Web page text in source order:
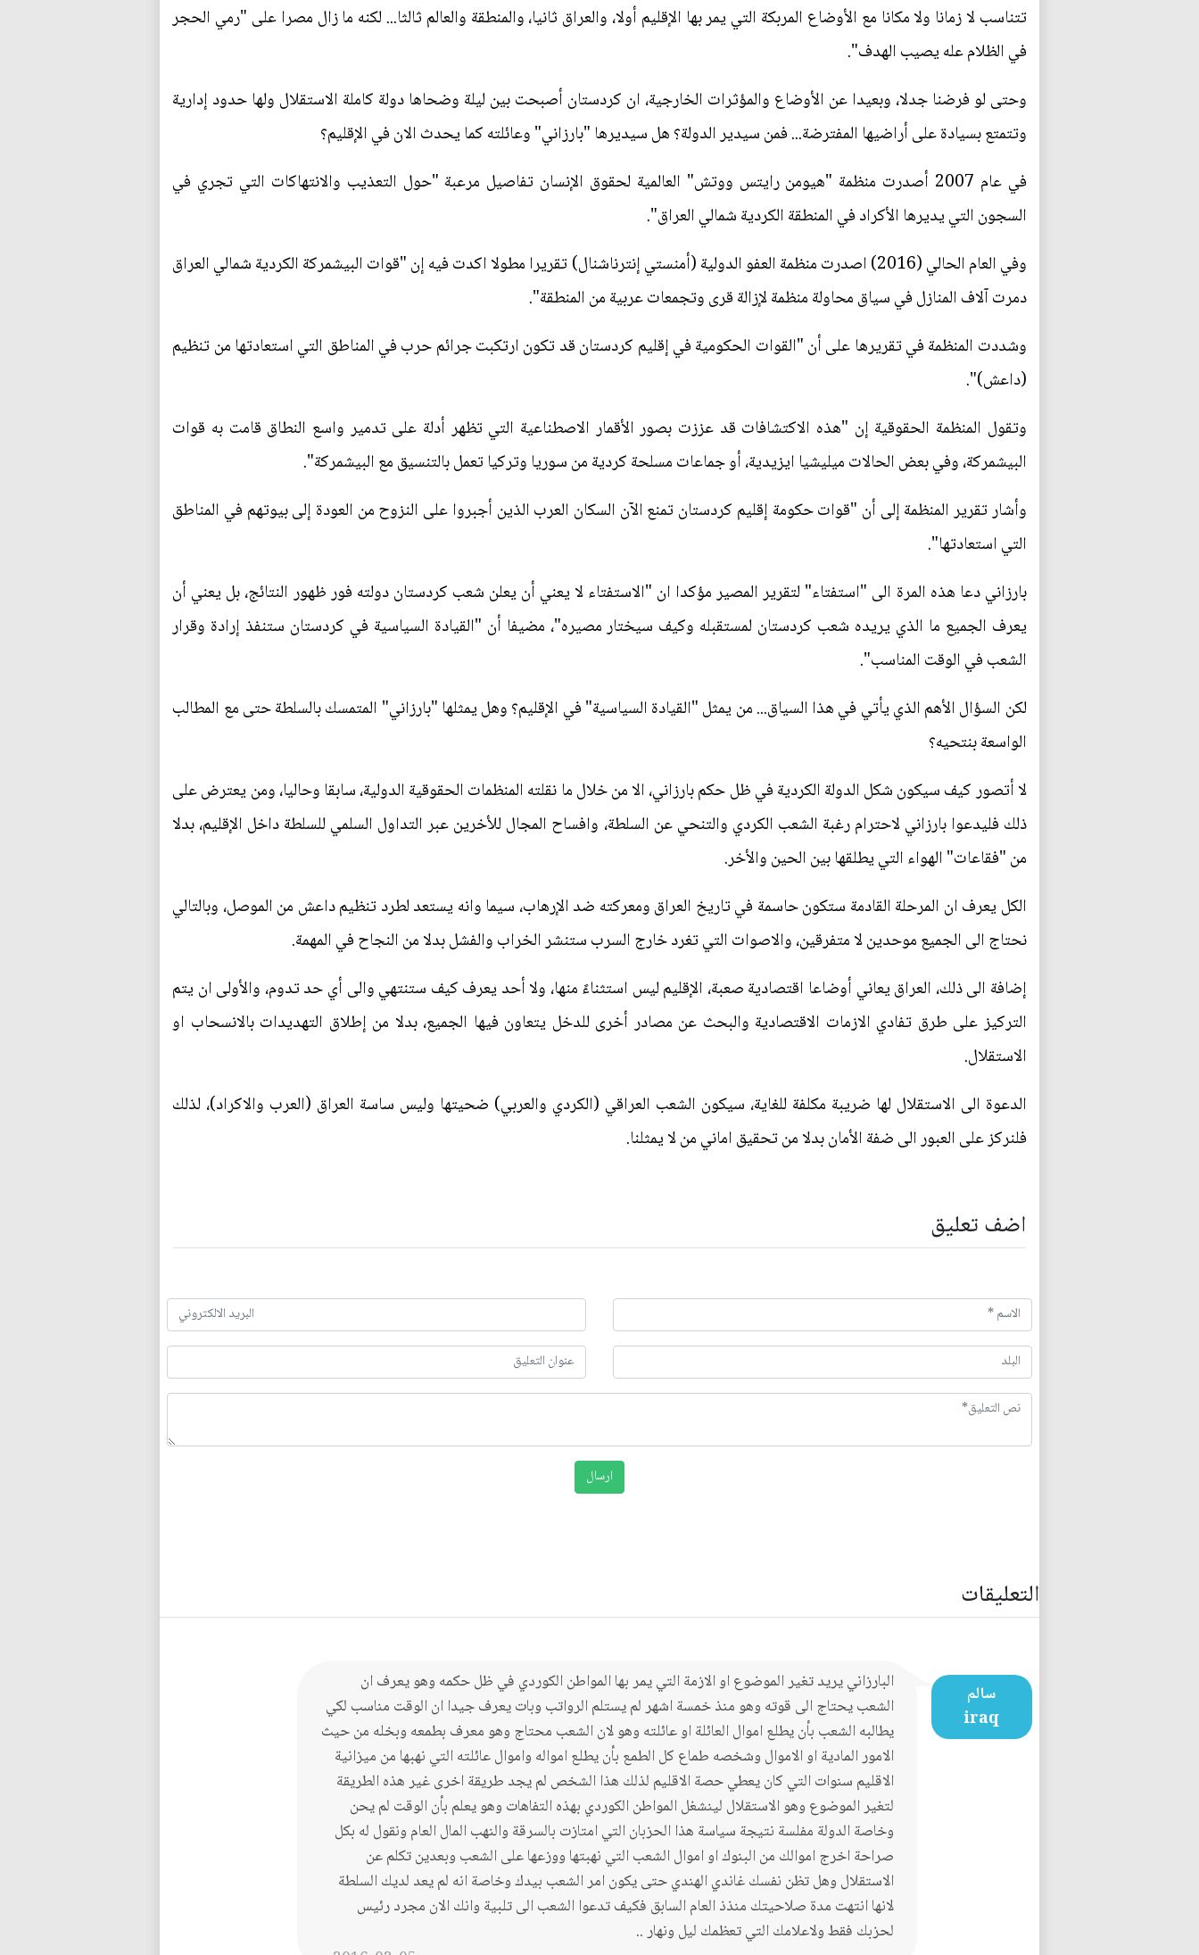
تتناسب لا زمانا ولا مكانا مع الأوضاع المربكة التي يمر بها الإقليم أولا، والعراق ثانيا، والمنطقة والعالم ثالثا... لكنه ما زال مصرا على "رمي الحجر
في الظلام عله يصيب الهدف".
وحتى لو فرضنا جدلا، وبعيدا عن الأوضاع والمؤثرات الخارجية، ان كردستان أصبحت بين ليلة وضحاها دولة كاملة الاستقلال ولها حدود إدارية
وتتمتع بسيادة على أراضيها المفترضة... فمن سيدير الدولة؟ هل سيديرها "بارزاني" وعائلته كما يحدث الان في الإقليم؟
في عام 2007 أصدرت منظمة "هيومن رايتس ووتش" العالمية لحقوق الإنسان تفاصيل مرعبة "حول التعذيب والانتهاكات التي تجري في
السجون التي يديرها الأكراد في المنطقة الكردية شمالي العراق".
وفي العام الحالي (2016) اصدرت منظمة العفو الدولية (أمنستي إنترناشنال) تقريرا مطولا اكدت فيه إن "قوات البيشمركة الكردية شمالي العراق
دمرت آلاف المنازل في سياق محاولة منظمة لإزالة قرى وتجمعات عربية من المنطقة".
وشددت المنظمة في تقريرها على أن "القوات الحكومية في إقليم كردستان قد تكون ارتكبت جرائم حرب في المناطق التي استعادتها من تنظيم
(داعش)".
وتقول المنظمة الحقوقية إن "هذه الاكتشافات قد عززت بصور الأقمار الاصطناعية التي تظهر أدلة على تدمير واسع النطاق قامت به قوات
البيشمركة، وفي بعض الحالات ميليشيا ايزيدية، أو جماعات مسلحة كردية من سوريا وتركيا تعمل بالتنسيق مع البيشمركة".
وأشار تقرير المنظمة إلى أن "قوات حكومة إقليم كردستان تمنع الآن السكان العرب الذين أجبروا على النزوح من العودة إلى بيوتهم في المناطق
التي استعادتها".
بارزاني دعا هذه المرة الى "استفتاء" لتقرير المصير مؤكدا ان "الاستفتاء لا يعني أن يعلن شعب كردستان دولته فور ظهور النتائج، بل يعني أن
يعرف الجميع ما الذي يريده شعب كردستان لمستقبله وكيف سيختار مصيره"، مضيفا أن "القيادة السياسية في كردستان ستنفذ إرادة وقرار
الشعب في الوقت المناسب".
لكن السؤال الأهم الذي يأتي في هذا السياق... من يمثل "القيادة السياسية" في الإقليم؟ وهل يمثلها "بارزاني" المتمسك بالسلطة حتى مع المطالب
الواسعة بنتحيه؟
لا أتصور كيف سيكون شكل الدولة الكردية في ظل حكم بارزاني، الا من خلال ما نقلته المنظمات الحقوقية الدولية، سابقا وحاليا، ومن يعترض على
ذلك فليدعوا بارزاني لاحترام رغبة الشعب الكردي والتنحي عن السلطة، وافساح المجال للأخرين عبر التداول السلمي للسلطة داخل الإقليم، بدلا
من "فقاعات" الهواء التي يطلقها بين الحين والأخر.
الكل يعرف ان المرحلة القادمة ستكون حاسمة في تاريخ العراق ومعركته ضد الإرهاب، سيما وانه يستعد لطرد تنظيم داعش من الموصل، وبالتالي
نحتاج الى الجميع موحدين لا متفرقين، والاصوات التي تغرد خارج السرب ستنشر الخراب والفشل بدلا من النجاح في المهمة.
إضافة الى ذلك، العراق يعاني أوضاعا اقتصادية صعبة، الإقليم ليس استثناءً منها، ولا أحد يعرف كيف ستنتهي والى أي حد تدوم، والأولى ان يتم
التركيز على طرق تفادي الازمات الاقتصادية والبحث عن مصادر أخرى للدخل يتعاون فيها الجميع، بدلا من إطلاق التهديدات بالانسحاب او
الاستقلال.
الدعوة الى الاستقلال لها ضريبة مكلفة للغاية، سيكون الشعب العراقي (الكردي والعربي) ضحيتها وليس ساسة العراق (العرب والاكراد)، لذلك
فلنركز على العبور الى ضفة الأمان بدلا من تحقيق اماني من لا يمثلنا.
اضف تعليق
التعليقات
سالم
iraq
البارزاني يريد تغير الموضوع او الازمة التي يمر بها المواطن الكوردي في ظل حكمه وهو يعرف ان
الشعب يحتاج الى قوته وهو منذ خمسة اشهر لم يستلم الرواتب وبات يعرف جيدا ان الوقت مناسب لكي
يطالبه الشعب بأن يطلع اموال العائلة او عائلته وهو لان الشعب محتاج وهو معرف بطمعه وبخله من حيث
الامور المادية او الاموال وشخصه طماع كل الطمع بأن يطلع امواله واموال عائلته التي نهبها من ميزانية
الاقليم سنوات التي كان يعطي حصة الاقليم لذلك هذا الشخص لم يجد طريقة اخرى غير هذه الطريقة
لتغير الموضوع وهو الاستقلال لينشغل المواطن الكوردي بهذه التفاهات وهو يعلم بأن الوقت لم يحن
وخاصة الدولة مفلسة نتيجة سياسة هذا الحزبان التي امتازت بالسرقة والنهب المال العام ونقول له بكل
صراحة اخرج اموالك من البنوك او اموال الشعب التي نهبتها ووزعها على الشعب وبعدين تكلم عن
الاستقلال وهل تظن نفسك غاندي الهندي حتى يكون امر الشعب بيدك وخاصة انه لم يعد لديك السلطة
لانها انتهت مدة صلاحيتك منذذ العام السابق فكيف تدعوا الشعب الى تلبية وانك الان مجرد رئيس
لحزبك فقط ولاعلامك التي تعظمك ليل ونهار ..